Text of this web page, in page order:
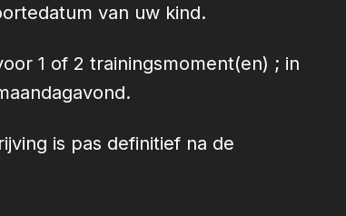
van uw kind.
1 of 2 trainingsmoment(en) ; in
is pas definitief na de